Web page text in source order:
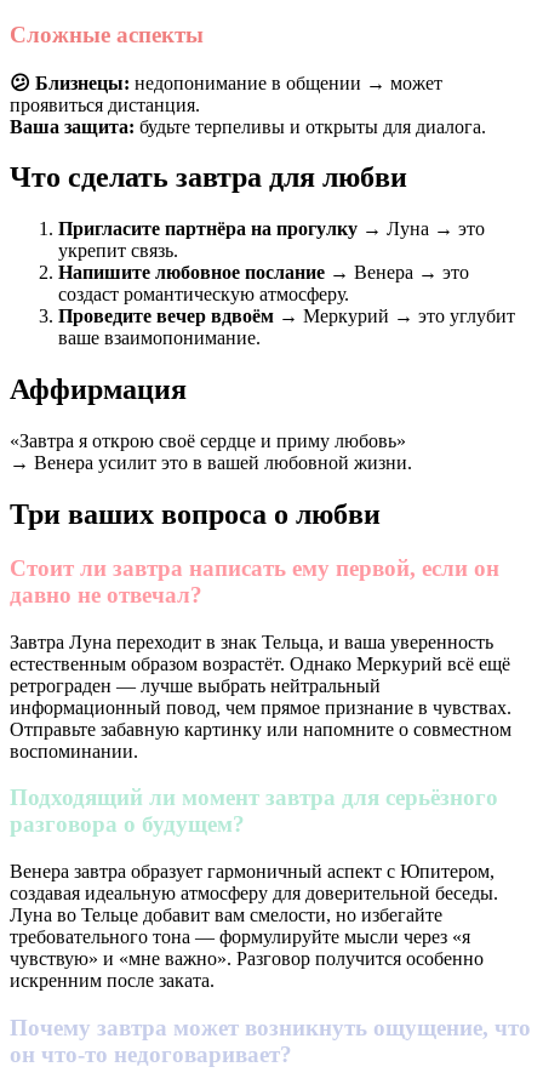
Сложные аспекты
😕 Близнецы: недопонимание в общении → может
проявиться дистанция.
Ваша защита: будьте терпеливы и открыты для диалога.
Что сделать завтра для любви
Пригласите партнёра на прогулку → Луна → это
укрепит связь.
Напишите любовное послание → Венера → это
создаст романтическую атмосферу.
Проведите вечер вдвоём → Меркурий → это углубит
ваше взаимопонимание.
Аффирмация
«Завтра я открою своё сердце и приму любовь»
→ Венера усилит это в вашей любовной жизни.
Три ваших вопроса о любви
Стоит ли завтра написать ему первой, если он
давно не отвечал?
Завтра Луна переходит в знак Тельца, и ваша уверенность
естественным образом возрастёт. Однако Меркурий всё ещё
ретрограден — лучше выбрать нейтральный
информационный повод, чем прямое признание в чувствах.
Отправьте забавную картинку или напомните о совместном
воспоминании.
Подходящий ли момент завтра для серьёзного
разговора о будущем?
Венера завтра образует гармоничный аспект с Юпитером,
создавая идеальную атмосферу для доверительной беседы.
Луна во Тельце добавит вам смелости, но избегайте
требовательного тона — формулируйте мысли через «я
чувствую» и «мне важно». Разговор получится особенно
искренним после заката.
Почему завтра может возникнуть ощущение, что
он что-то недоговаривает?